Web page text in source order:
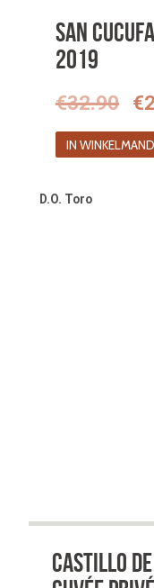
San
2019
€32.90 €
IN WINKELMAND
D.O. Toro
Castillo